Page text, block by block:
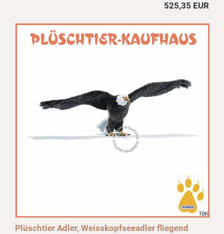
525,35 EUR
Plüschtier Adler, Weisskopfseeadler fliegend